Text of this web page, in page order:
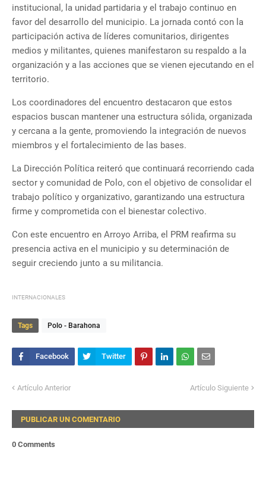
institucional, la unidad partidaria y el trabajo continuo en
favor del desarrollo del municipio. La jornada contó con la
participación activa de líderes comunitarios, dirigentes
medios y militantes, quienes manifestaron su respaldo a la
organización y a las acciones que se vienen ejecutando en el
territorio.
Los coordinadores del encuentro destacaron que estos
espacios buscan mantener una estructura sólida, organizada
y cercana a la gente, promoviendo la integración de nuevos
miembros y el fortalecimiento de las bases.
La Dirección Política reiteró que continuará recorriendo cada
sector y comunidad de Polo, con el objetivo de consolidar el
trabajo político y organizativo, garantizando una estructura
firme y comprometida con el bienestar colectivo.
Con este encuentro en Arroyo Arriba, el PRM reafirma su
presencia activa en el municipio y su determinación de
seguir creciendo junto a su militancia.
INTERNACIONALES
Tags Polo - Barahona
Artículo Anterior Artículo Siguiente
PUBLICAR UN COMENTARIO
0 Comments